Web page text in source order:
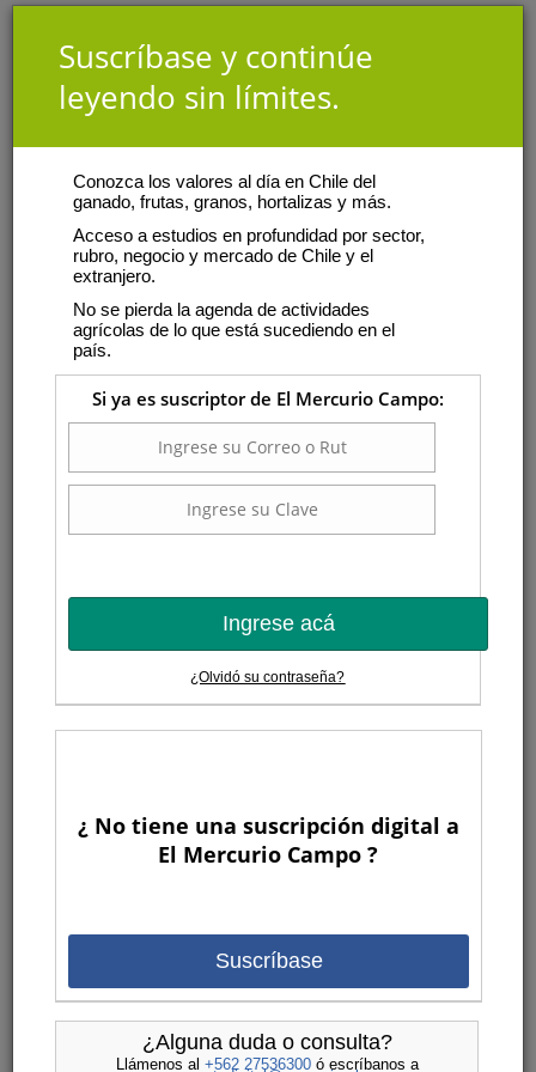
Suscríbase y continúe
leyendo sin límites.
Conozca los valores al día en Chile del
ganado, frutas, granos, hortalizas y más.
Acceso a estudios en profundidad por sector,
rubro, negocio y mercado de Chile y el
extranjero.
No se pierda la agenda de actividades
agrícolas de lo que está sucediendo en el
país.
Si ya es suscriptor de El Mercurio Campo:
Ingrese acá
¿Olvidó su contraseña?
¿ No tiene una suscripción digital a
El Mercurio Campo ?
Suscríbase
¿Alguna duda o consulta?
Llámenos al +562 27536300ó escríbanos a